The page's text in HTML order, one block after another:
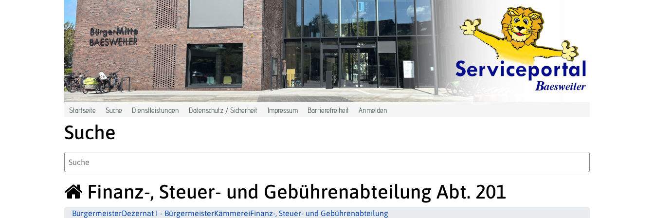
Zum Hauptinhalt springen
Startseite Suche Dienstleistungen Datenschutz / Sicherheit Impressum Barrierefreiheit Anmelden
Suche
Finanz-, Steuer- und Gebührenabteilung Abt. 201
BürgermeisterDezernat I - BürgermeisterKämmereiFinanz-, Steuer- und Gebührenabteilung